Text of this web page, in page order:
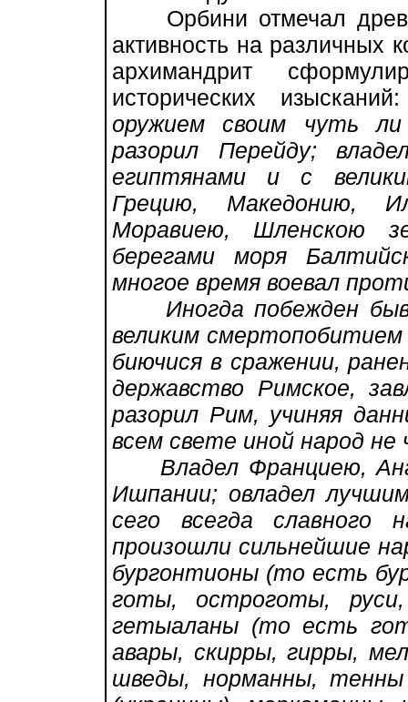
Орбини отмечал
активность на различных
архимандрит
исторических
оружием своим чуть
разорил Перейду;
египтянами и с
Грецию, Македонию,
Моравиею, Шленскою
берегами моря
многое время воевал
Иногда побежден
великим
биючися в сражении,
державство Римское,
разорил Рим, учиняя
всем свете иной народ не
Владел Франциею,
Ишпании; овладел
сего всегда славного
произошли сильнейшие
бургонтионы (то есть
готы, остроготы,
гетыаланы (то есть
авары, скирры, гирры,
шведы, норманны,